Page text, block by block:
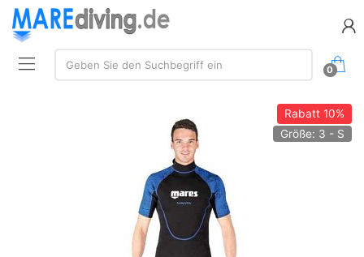
Suche:
Geben Sie den Suchbegriff ein
0
Rabatt10%
Größe: 3 - S